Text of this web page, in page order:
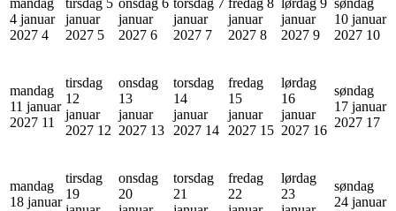
4 januar
2027 4
januar
2027 5
januar
2027 6
januar
2027 7
januar
2027 8
januar
2027 9
10 januar
2027 10
mandag
11 januar
2027 11
tirsdag
12
januar
2027 12
onsdag
13
januar
2027 13
torsdag
14
januar
2027 14
fredag
15
januar
2027 15
lørdag
16
januar
2027 16
søndag
17 januar
2027 17
mandag
18 januar
tirsdag
19
onsdag
20
torsdag
21
fredag
22
lørdag
23
søndag
24 januar